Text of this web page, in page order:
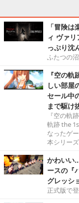
「冒険
ィ ヴァ
っぷり沈
ふたつの
『空の
しい部屋
セール中
まで駆け
『空の軌
軌跡 the
なったゲ
本シリー
かわいい
ースの『
グレッシ
正式版で